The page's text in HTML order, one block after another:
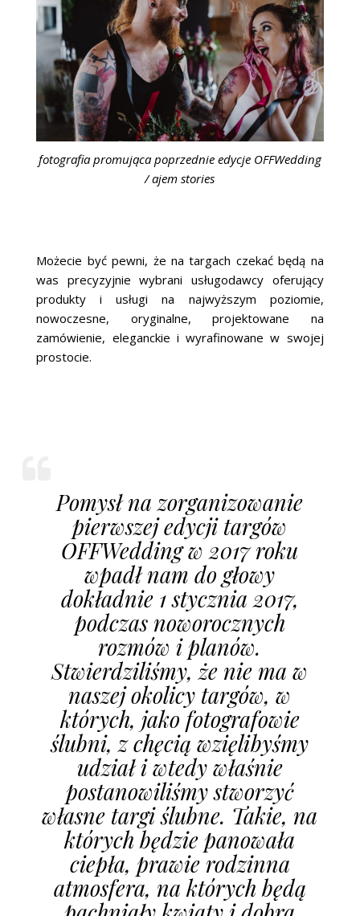
fotografia promująca poprzednie edycje OFFWedding
/ ajem stories
Możecie być pewni, że na targach czekać będą na
was precyzyjnie wybrani usługodawcy oferujący
produkty i usługi na najwyższym poziomie,
nowoczesne, oryginalne, projektowane na
zamówienie, eleganckie i wyrafinowane w swojej
prostocie.
Pomysł na zorganizowanie
pierwszej edycji targów
OFFWedding w 2017 roku
wpadł nam do głowy
dokładnie 1 stycznia 2017,
podczas noworocznych
rozmów i planów.
Stwierdziliśmy, że nie ma w
naszej okolicy targów, w
których, jako fotografowie
ślubni, z chęcią wzięlibyśmy
udział i wtedy właśnie
postanowiliśmy stworzyć
własne targi ślubne. Takie, na
których będzie panowała
ciepła, prawie rodzinna
atmosfera, na których będą